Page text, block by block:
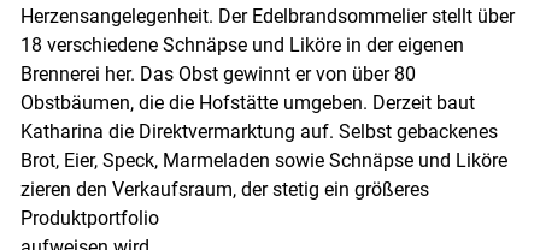
Herzensangelegenheit. Der Edelbrandsommelier stellt über
18 verschiedene Schnäpse und Liköre in der eigenen
Brennerei her. Das Obst gewinnt er von über 80
Obstbäumen, die die Hofstätte umgeben. Derzeit baut
Katharina die Direktvermarktung auf. Selbst gebackenes
Brot, Eier, Speck, Marmeladen sowie Schnäpse und Liköre
zieren den Verkaufsraum, der stetig ein größeres
Produktportfolio